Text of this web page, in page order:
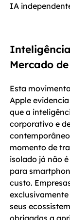
IA
Mercado
Esta
Apple
que a
corporativo e
momento de
isolado já não
para
custo.
seus
obrigadas a